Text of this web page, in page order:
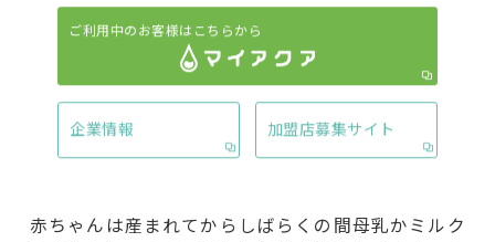
赤ちゃんは産まれてからしばらくの間母乳かミルク
ご利用中のお客様はこちらから
企業情報 加盟店募集サイト